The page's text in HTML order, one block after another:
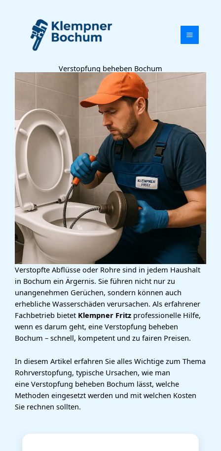
springen
Verstopfung beheben Bochum
Verstopfte Abflüsse oder Rohre sind in jedem Haushalt
in Bochum ein Ärgernis. Sie führen nicht nur zu
unangenehmen Gerüchen, sondern können auch
erhebliche Wasserschäden verursachen. Als erfahrener
Fachbetrieb bietet Klempner Fritz professionelle Hilfe,
wenn es darum geht, eine Verstopfung beheben
Bochum – schnell, kompetent und zu fairen Preisen.
In diesem Artikel erfahren Sie alles Wichtige zum Thema
Rohrverstopfung, typische Ursachen, wie man
eine Verstopfung beheben Bochum lässt, welche
Methoden eingesetzt werden und mit welchen Kosten
Sie rechnen sollten.